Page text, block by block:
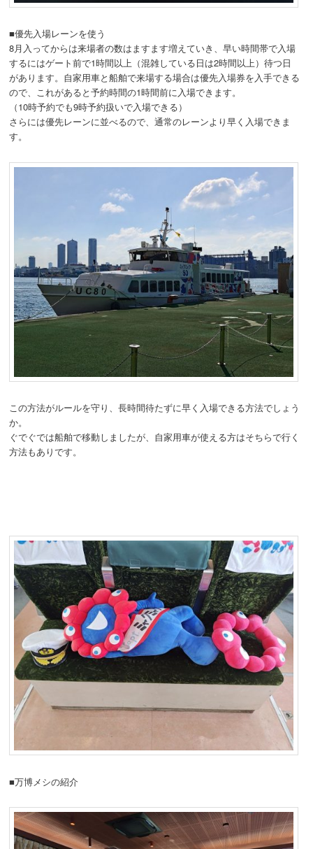
■優先入場レーンを使う
8月入ってからは来場者の数はますます増えていき、早い時間帯で入場
するにはゲート前で1時間以上（混雑している日は2時間以上）待つ日
があります。自家用車と船舶で来場する場合は優先入場券を入手できる
ので、これがあると予約時間の1時間前に入場できます。
（10時予約でも9時予約扱いで入場できる）
さらには優先レーンに並べるので、通常のレーンより早く入場できま
す。
この方法がルールを守り、長時間待たずに早く入場できる方法でしょう
か。
ぐでぐでは船舶で移動しましたが、自家用車が使える方はそちらで行く
方法もありです。
■万博メシの紹介